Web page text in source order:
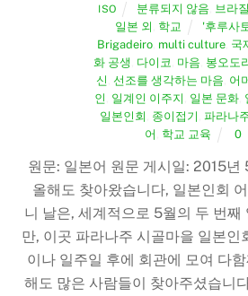
ISO 분류되지 않음 브라질
일본 외 학교 '후루사
Brigadeiro, multi culture, 국
화 공생 다이코 마음 봉오도
신 선조를 생각하는 마음 어
인 일계인 이주지 일본 문화
일본인회 종이접기 파라나
어 학교 교육 0
원문: 일본어 원문 게시일: 2015
올해도 찾아왔습니다, 일본인회
니 날은, 세계적으로 5월의 두 번째
만, 이곳 파라나주 시골마을 일본인
이나 일주일 후에 회관에 모여 다
해도 많은 사람들이 찾아주셨습니